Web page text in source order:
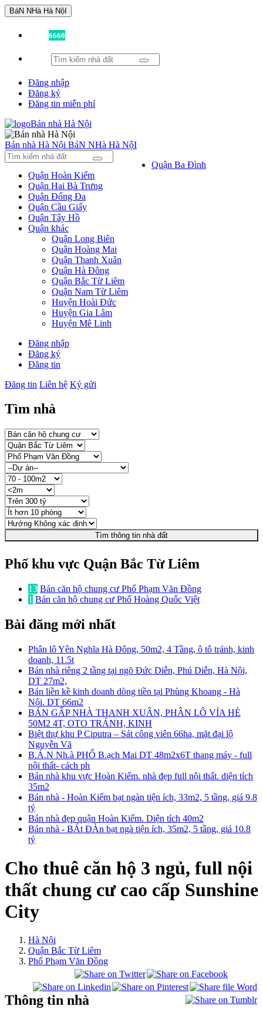
BáN NHà Hà NộI
6660
Đăng nhập
Đăng ký
Đăng tin miễn phí
Bán nhà Hà Nội BáN NHà Hà NộI
Quận Ba Đình
Quận Hoàn Kiếm
Quận Hai Bà Trưng
Quận Đống Đa
Quận Cầu Giấy
Quận Tây Hồ
Quận khác
Quận Long Biên
Quận Hoàng Mai
Quận Thanh Xuân
Quận Hà Đông
Quận Bắc Từ Liêm
Quận Nam Từ Liêm
Huyện Hoài Đức
Huyện Gia Lâm
Huyện Mê Linh
Đăng nhập
Đăng ký
Đăng tin
Đăng tin Liên hệ Ký gửi
Tìm nhà
Tìm thông tin nhà đất
Phố khu vực Quận Bắc Từ Liêm
13 Bán căn hộ chung cư Phố Phạm Văn Đồng
1 Bán căn hộ chung cư Phố Hoàng Quốc Việt
Bài đăng mới nhất
Phân lô Yên Nghĩa Hà Đông, 50m2, 4 Tầng, ô tô tránh, kinh
doanh, 11.5t
Bán nhà riêng 2 tầng tại ngõ Đức Diễn, Phú Diễn, Hà Nội,
DT 27m2,
Bán liền kề kinh doanh dòng tiền tại Phùng Khoang - Hà
Nội. DT 66m2
BÁN GẤP NHÀ THANH XUÂN, PHÂN LÔ VỈA HÈ
50M2 4T, OTO TRÁNH, KINH
Biệt thự khu P Ciputra – Sát công viên 66ha, mặt đại lộ
Nguyễn Vă
B.Á.N Nh.à PHỐ B.ạch Mai DT 48m2x6T thang máy - full
nội thất- cách ph
Bán nhà khu vực Hoàn Kiếm. nhà đẹp full nội thất. diện tích
35m2
Bán nhà - Hoàn Kiếm bạt ngàn tiện ích, 33m2, 5 tầng, giá 9.8
tỷ
Bán nhà đẹp quận Hoàn Kiếm. Diện tích 40m2
Bán nhà - BÁt ĐÀn bạt ngà tiện ích, 35m2, 5 tầng, giá 10.8
tỷ
Cho thuê căn hộ 3 ngủ, full nội
thất chung cư cao cấp Sunshine
City
Hà Nội
Quận Bắc Từ Liêm
Phố Phạm Văn Đồng
Thông tin nhà